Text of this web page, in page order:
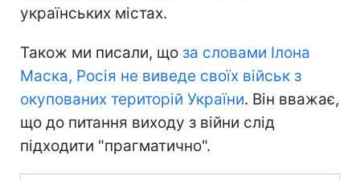
українських містах.
Також ми писали, що за словами Ілона
Маска, Росія не виведе своїх військ з
окупованих територій України. Він вважає,
що до питання виходу з війни слід
підходити "прагматично".